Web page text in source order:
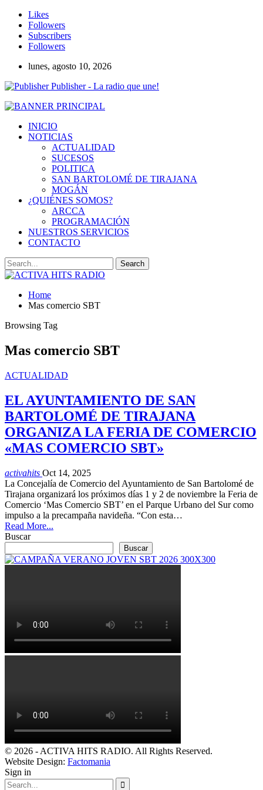
Likes
Followers
Subscribers
Followers
lunes, agosto 10, 2026
Publisher - La radio que une!
INICIO
NOTICIAS
ACTUALIDAD
SUCESOS
POLITICA
SAN BARTOLOMÉ DE TIRAJANA
MOGÁN
¿QUIÉNES SOMOS?
ARCCA
PROGRAMACIÓN
NUESTROS SERVICIOS
CONTACTO
Home
Mas comercio SBT
Browsing Tag
Mas comercio SBT
ACTUALIDAD
EL AYUNTAMIENTO DE SAN
BARTOLOMÉ DE TIRAJANA
ORGANIZA LA FERIA DE COMERCIO
«MAS COMERCIO SBT»
activahits Oct 14, 2025
La Concejalía de Comercio del Ayuntamiento de San Bartolomé de
Tirajana organizará los próximos días 1 y 2 de noviembre la Feria de
Comercio ‘Mas Comercio SBT’ en el Parque Urbano del Sur como
impulso a la precampaña navideña. “Con esta…
Read More...
Buscar
Buscar
© 2026 - ACTIVA HITS RADIO. All Rights Reserved.
Website Design: Factomania
Sign in